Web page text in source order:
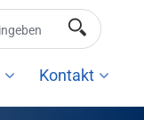
Kontakt